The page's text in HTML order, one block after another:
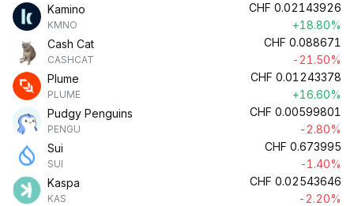
Kamino
KMNO
CHF 0.02143926
+18.80%
Cash Cat
CASHCAT
CHF 0.088671
-21.50%
Plume
PLUME
CHF 0.01243378
+16.60%
Pudgy Penguins
PENGU
CHF 0.00599801
-2.80%
Sui
SUI
CHF 0.673995
-1.40%
Kaspa
KAS
CHF 0.02543646
-2.20%